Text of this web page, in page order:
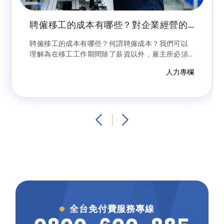
聘僱移工的成本有哪些？對企業經營的
風險為何？常見雷區分析及避雷建議
聘僱移工的成本有哪些？何謂聘僱成本？我們可以
理解為在移工工作期間除了薪資以外，雇主所必須
法令規範外（我們可以稱之為法規成本），尚包括
造成移工直接獲得該權利事項的資格；現況是移工
加，但這對雇主而言就是一種「或有負債」，是一
人力專欄
全台免付費服務專線